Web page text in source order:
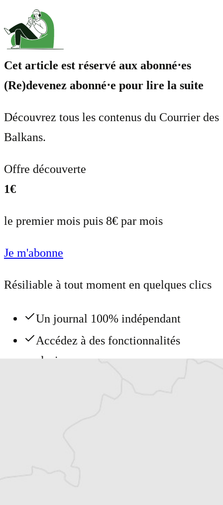
Cet article est réservé aux abonné⋅es
(Re)devenez abonné⋅e pour lire la suite
Découvrez tous les contenus du Courrier des
Balkans.
Offre découverte
1€
le premier mois puis 8€ par mois
Je m'abonne
Résiliable à tout moment en quelques clics
Un journal 100% indépendant
Accédez à des fonctionnalités
exclusives